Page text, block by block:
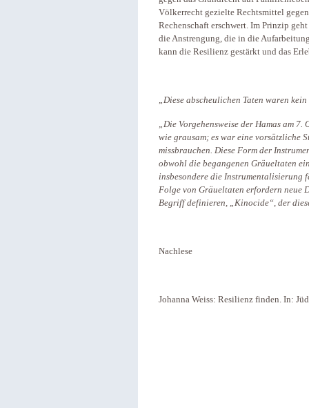
Völkerrecht gezielte Rechtsmittel
Rechenschaft erschwert. Im Prinzip
die Anstrengung, die in die
kann die Resilienz gestärkt und das
„Diese abscheulichen Taten waren
„Die Vorgehensweise der Hamas am
wie grausam; es war eine vorsätzliche
missbrauchen. Diese Form der
obwohl die begangenen Gräueltaten
insbesondere die Instrumentalisierung
Folge von Gräueltaten erfordern neue
Begriff definieren, „Kinocide“, der
Nachlese
Johanna Weiss: Resilienz finden. In: